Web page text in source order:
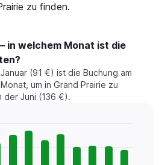
zu finden.
in welchem Monat ist die
(91 €) ist die Buchung am
um in Grand Prairie zu
der Juni (136 €).